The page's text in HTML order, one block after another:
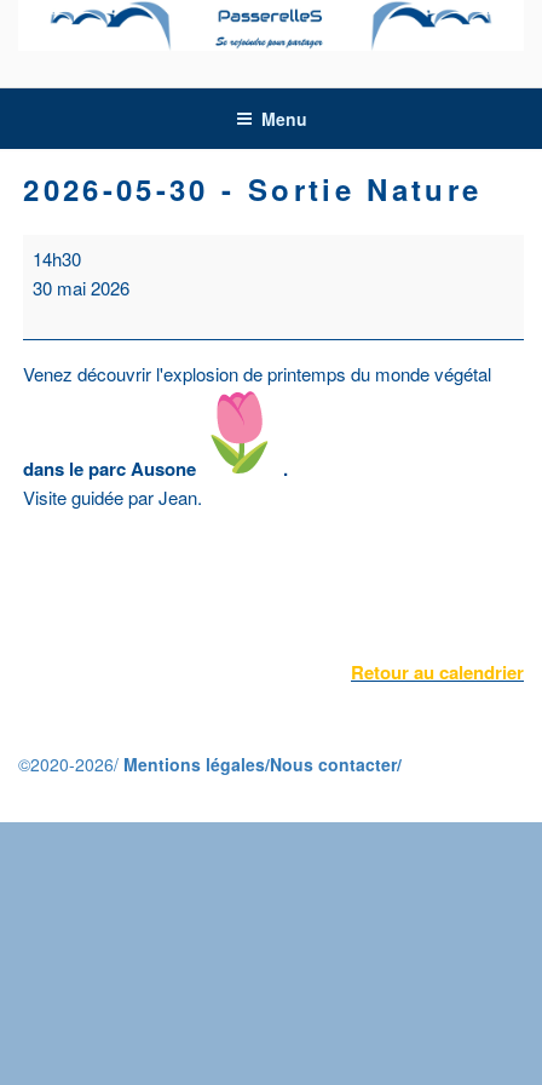
Menu
2026-05-30 - Sortie Nature
2026-
05-
-
Sortie
14h30
30 mai 2026
Venez découvrir l'explosion de printemps du monde végétal
dans le parc Ausone .
Visite guidée par Jean.
Retour au calendrier
©2020-2026/ Mentions légales/Nous contacter/